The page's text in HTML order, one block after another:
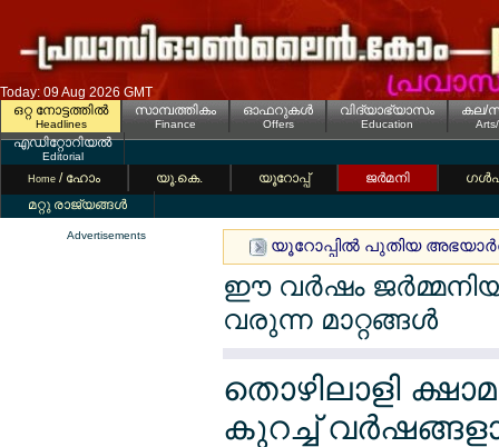
Today: 09 Aug 2026 GMT
ഒറ്റ നോട്ടത്തില്‍
Headlines
സാമ്പത്തികം
Finance
ഓഫറുകള്‍
Offers
വിദ്യാഭ്യാസം
Education
കല/
എഡിറ്റോറിയല്‍
Editorial
Home / ഹോം യൂ.കെ. യൂറോപ്പ് ജര്‍മനി
മറ്റു രാജ്യങ്ങള്‍
Advertisements
യൂറോപ്പില്‍ പുതിയ
ഈ വര്‍ഷം
വരുന്ന മാറ്റങ്ങള്‍
തൊഴിലാളി
കുറച്ച്